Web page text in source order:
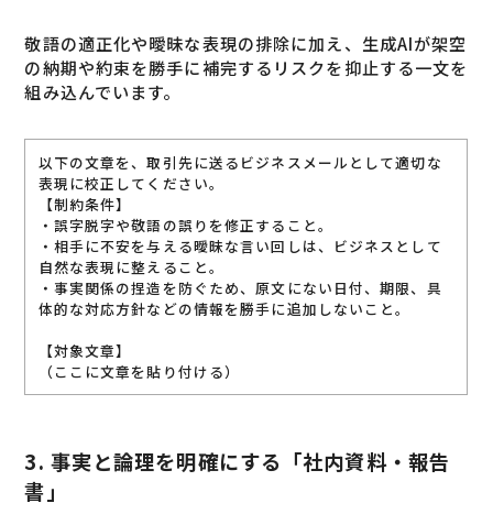
敬語の適正化や曖昧な表現の排除に加え、生成AIが架空
の納期や約束を勝手に補完するリスクを抑止する一文を
組み込んでいます。
以下の文章を、取引先に送るビジネスメールとして適切な
表現に校正してください。
【制約条件】
・誤字脱字や敬語の誤りを修正すること。
・相手に不安を与える曖昧な言い回しは、ビジネスとして
自然な表現に整えること。
・事実関係の捏造を防ぐため、原文にない日付、期限、具
体的な対応方針などの情報を勝手に追加しないこと。
【対象文章】
（ここに文章を貼り付ける）
3. 事実と論理を明確にする「社内資料・報告
書」